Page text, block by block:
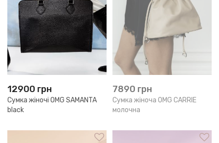
12900 грн
Сумка жіночі OMG SAMANTA
black
7890 грн
Сумка жіноча OMG CARRIE
молочна